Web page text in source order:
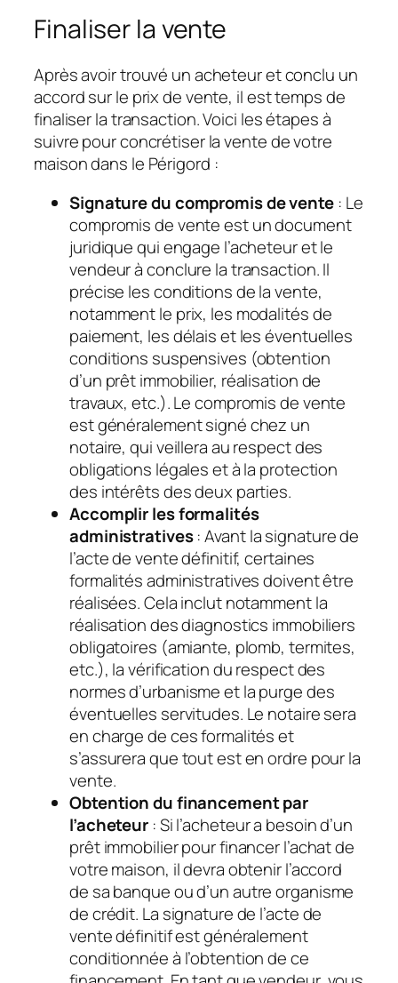
Finaliser la vente
Après avoir trouvé un acheteur et conclu un
accord sur le prix de vente, il est temps de
finaliser la transaction. Voici les étapes à
suivre pour concrétiser la vente de votre
maison dans le Périgord :
Signature du compromis de vente: Le
compromis de vente est un document
juridique qui engage l’acheteur et le
vendeur à conclure la transaction. Il
précise les conditions de la vente,
notamment le prix, les modalités de
paiement, les délais et les éventuelles
conditions suspensives (obtention
d’un prêt immobilier, réalisation de
travaux, etc.). Le compromis de vente
est généralement signé chez un
notaire, qui veillera au respect des
obligations légales et à la protection
des intérêts des deux parties.
Accomplir les formalités
administratives: Avant la signature de
l’acte de vente définitif, certaines
formalités administratives doivent être
réalisées. Cela inclut notamment la
réalisation des diagnostics immobiliers
obligatoires (amiante, plomb, termites,
etc.), la vérification du respect des
normes d’urbanisme et la purge des
éventuelles servitudes. Le notaire sera
en charge de ces formalités et
s’assurera que tout est en ordre pour la
vente.
Obtention du financement par
l’acheteur : Si l’acheteur a besoin d’un
prêt immobilier pour financer l’achat de
votre maison, il devra obtenir l’accord
de sa banque ou d’un autre organisme
de crédit. La signature de l’acte de
vente définitif est généralement
conditionnée à l’obtention de ce